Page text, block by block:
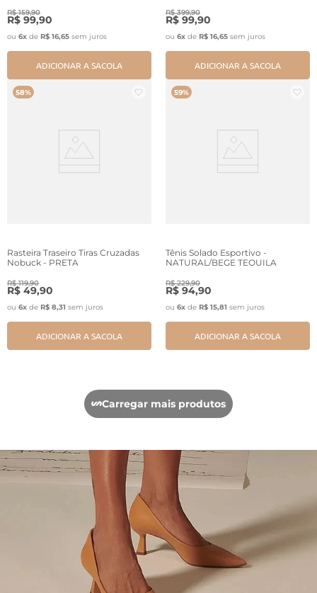
R$ 159,90
R$ 99,90
ou 6x de R$ 16,65 sem juros
ADICIONAR A SACOLA
R$ 399,90
R$ 99,90
ou 6x de R$ 16,65 sem juros
ADICIONAR A SACOLA
58%
Rasteira Traseiro Tiras Cruzadas
Nobuck - PRETA
R$ 119,90
R$ 49,90
ou 6x de R$ 8,31 sem juros
ADICIONAR A SACOLA
59%
Tênis Solado Esportivo -
NATURAL/BEGE TEQUILA
R$ 229,90
R$ 94,90
ou 6x de R$ 15,81 sem juros
ADICIONAR A SACOLA